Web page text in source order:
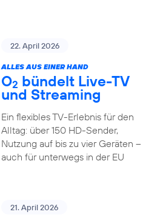
22. April 2026
ALLES AUS EINER HAND
O2 bündelt Live-TV
und Streaming
Ein flexibles TV-Erlebnis für den
Alltag: über 150 HD-Sender,
Nutzung auf bis zu vier Geräten –
auch für unterwegs in der EU
21. April 2026